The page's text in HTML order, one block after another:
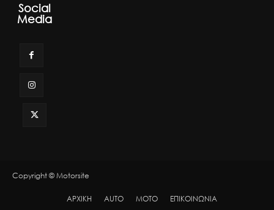
Social
Media
Copyright © Motorsite
ΑΡΧΙΚΗ AUTO MOTO ΕΠΙΚΟΙΝΩΝΙΑ